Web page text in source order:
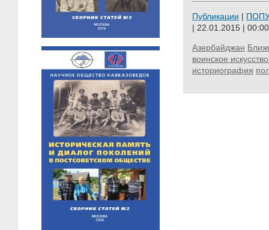
Публикации |
| 22.01.2015 | 00:00
Азербайджан
воинское
историография